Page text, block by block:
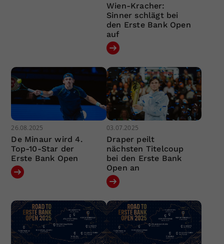
Wien-Kracher:
Sinner schlägt bei
den Erste Bank Open
auf
26.08.2025
De Minaur wird 4.
Top-10-Star der
Erste Bank Open
03.07.2025
Draper peilt
nächsten Titelcoup
bei den Erste Bank
Open an